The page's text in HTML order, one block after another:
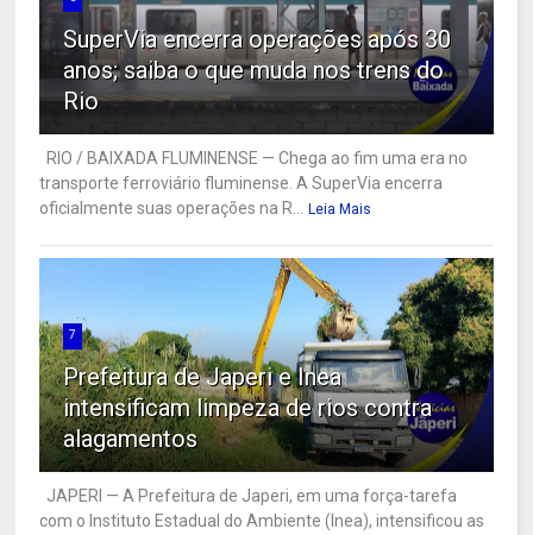
SuperVia encerra operações após 30
anos; saiba o que muda nos trens do
Rio
RIO / BAIXADA FLUMINENSE — Chega ao fim uma era no
transporte ferroviário fluminense. A SuperVia encerra
oficialmente suas operações na R...
Leia Mais
7
Prefeitura de Japeri e Inea
intensificam limpeza de rios contra
alagamentos
JAPERI — A Prefeitura de Japeri, em uma força-tarefa
com o Instituto Estadual do Ambiente (Inea), intensificou as